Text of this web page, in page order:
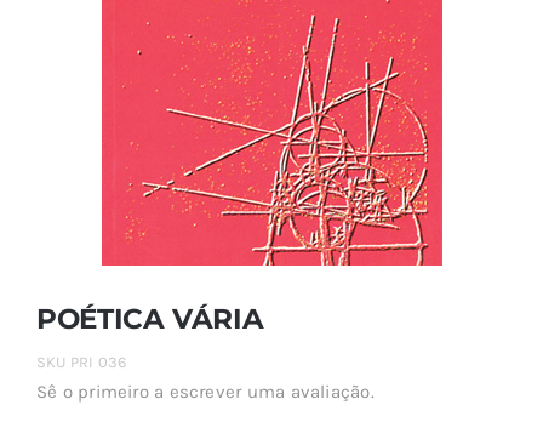
POÉTICA VÁRIA
SKU PRI 036
Sê o primeiro a escrever uma avaliação.